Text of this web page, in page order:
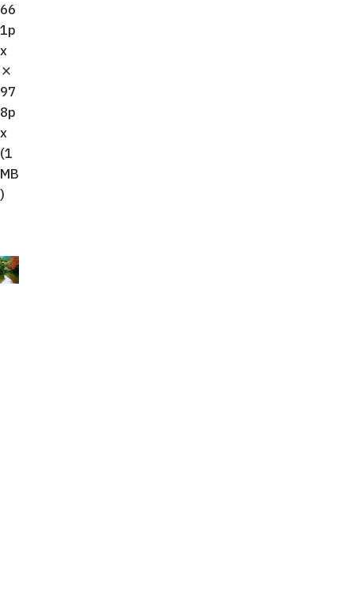
66
1p
x
×
97
8p
x
(1
MB
)